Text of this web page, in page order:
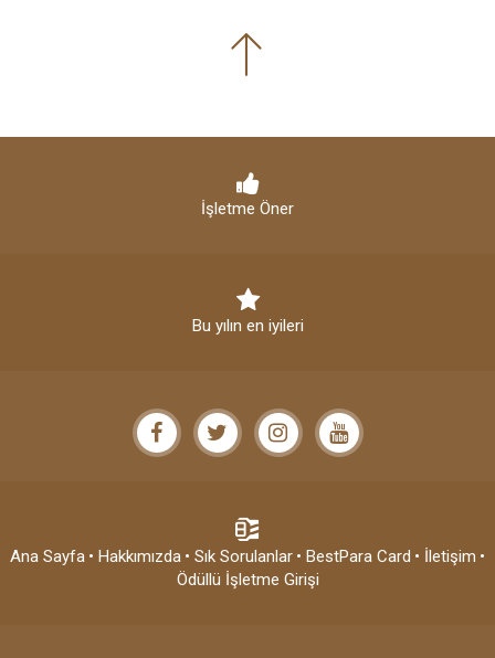
İşletme Öner
Bu yılın en iyileri
Ana Sayfa • Hakkımızda • Sık Sorulanlar • BestPara Card • İletişim •
Ödüllü İşletme Girişi